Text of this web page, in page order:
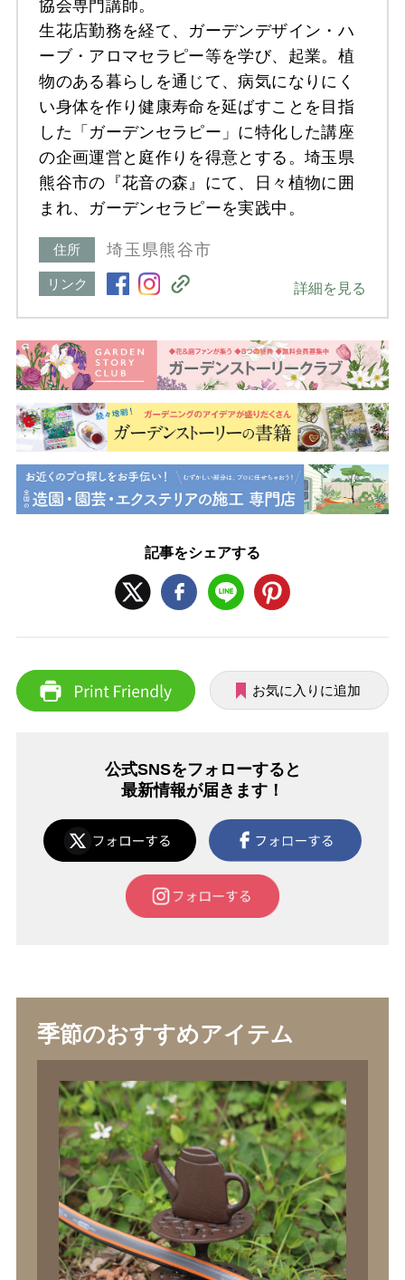
協会専門講師。
生花店勤務を経て、ガーデンデザイン・ハ
ーブ・アロマセラピー等を学び、起業。植
物のある暮らしを通じて、病気になりにく
い身体を作り健康寿命を延ばすことを目指
した「ガーデンセラピー」に特化した講座
の企画運営と庭作りを得意とする。埼玉県
熊谷市の『花音の森』にて、日々植物に囲
まれ、ガーデンセラピーを実践中。
住所 埼玉県熊谷市
リンク 詳細を見る
記事をシェアする
お気に入りに追加
公式SNSをフォローすると
最新情報が届きます！
季節のおすすめアイテム